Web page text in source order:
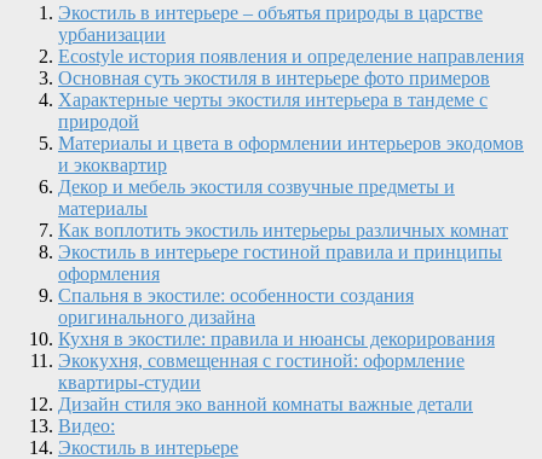
Экостиль в интерьере – объятья природы в царстве
урбанизации
Еcostyle история появления и определение направления
Основная суть экостиля в интерьере фото примеров
Характерные черты экостиля интерьера в тандеме с
природой
Материалы и цвета в оформлении интерьеров экодомов
и экоквартир
Декор и мебель экостиля созвучные предметы и
материалы
Как воплотить экостиль интерьеры различных комнат
Экостиль в интерьере гостиной правила и принципы
оформления
Спальня в экостиле: особенности создания
оригинального дизайна
Кухня в экостиле: правила и нюансы декорирования
Экокухня, совмещенная с гостиной: оформление
квартиры-студии
Дизайн стиля эко ванной комнаты важные детали
Видео:
Экостиль в интерьере